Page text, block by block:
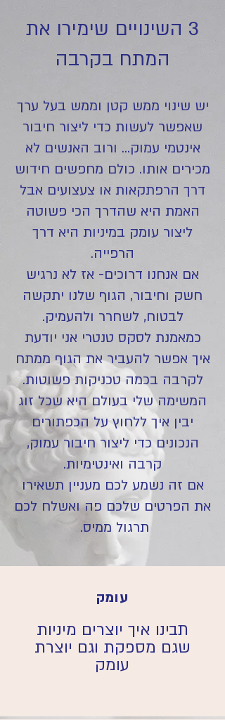
3 השינויים שימירו את
המתח בקרבה
יש שינוי ממש קטן וממש בעל ערך
שאפשר לעשות כדי ליצור חיבור
אינטמי עמוק... ורוב האנשים לא
מכירים אותו. כולם מחפשים חידוש
דרך הרפתקאות או צעצועים אבל
האמת היא שהדרך הכי פשוטה
ליצור עומק במיניות היא דרך
הרפייה.
אם אנחנו דרוכים- אז לא נרגיש
חשק וחיבור, הגוף שלנו יתקשה
לבטוח, לשחרר ולהעמיק.
כמאמנת לסקס טנטרי אני יודעת
איך אפשר להעביר את הגוף ממתח
לקרבה בכמה טכניקות פשוטות.
המשימה שלי בעולם היא שכל זוג
יבין איך ללחוץ על הכפתורים
הנכונים כדי ליצור חיבור עמוק,
קרבה ואינטימיות.
אם זה נשמע לכם מעניין תשאירו
את הפרטים שלכם פה ואשלח לכם
תרגול ממיס. ​
עומק
תבינו איך יוצרים מיניות
שגם מספקת וגם יוצרת
עומק